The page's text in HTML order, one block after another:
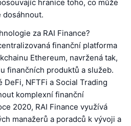
hranice toho, co může
dosáhnout.
za RAI Finance?
finanční platforma
Ethereum, navržená tak,
finančních produktů a služeb.
NFTFi a Social Trading
komplexní finanční
2020, RAI Finance využívá
manažerů a poradců k vývoji a